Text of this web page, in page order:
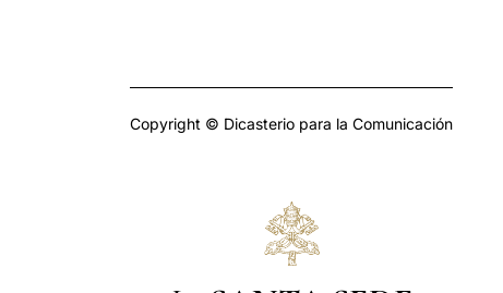
Copyright © Dicasterio para la Comunicación